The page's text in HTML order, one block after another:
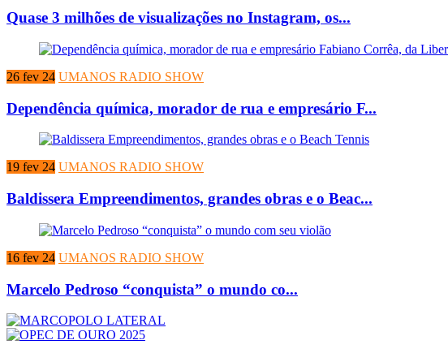
Quase 3 milhões de visualizações no Instagram, os...
26 fev 24 UMANOS RADIO SHOW
Dependência química, morador de rua e empresário F...
19 fev 24 UMANOS RADIO SHOW
Baldissera Empreendimentos, grandes obras e o Beac...
16 fev 24 UMANOS RADIO SHOW
Marcelo Pedroso “conquista” o mundo co...